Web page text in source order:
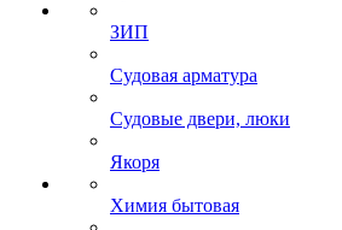
ЗИП
Судовая арматура
Судовые двери, люки
Якоря
Химия бытовая